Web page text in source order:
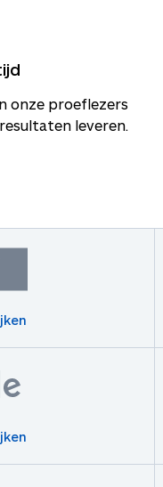
onze proeflezers
leveren.